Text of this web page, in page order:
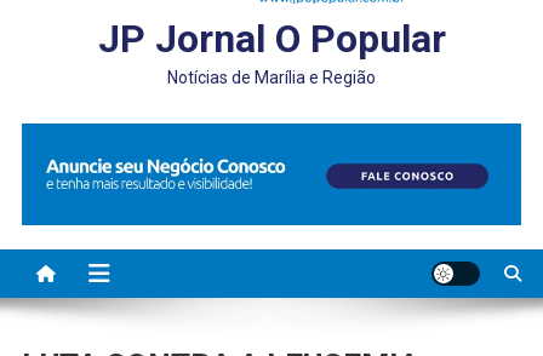
JP Jornal O Popular
Notícias de Marília e Região